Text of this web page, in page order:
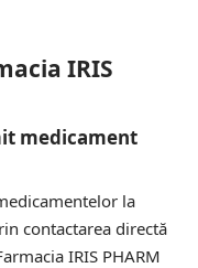
IRIS
medicament
la
contactarea directă
IRIS PHARM